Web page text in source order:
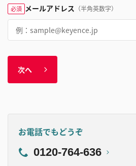
必須 メールアドレス （半角英数字）
次へ
お電話でもどうぞ
0120-764-636